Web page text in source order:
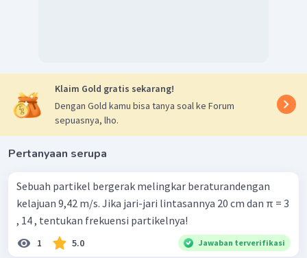
Klaim Gold gratis sekarang!
Dengan Gold kamu bisa tanya soal ke Forum
sepuasnya, lho.
Pertanyaan serupa
Sebuah partikel bergerak melingkar beraturandengan
kelajuan 9,42 m/s. Jika jari-jari lintasannya 20 cm dan π = 3
, 14 , tentukan frekuensi partikelnya!
1 5.0 Jawaban terverifikasi